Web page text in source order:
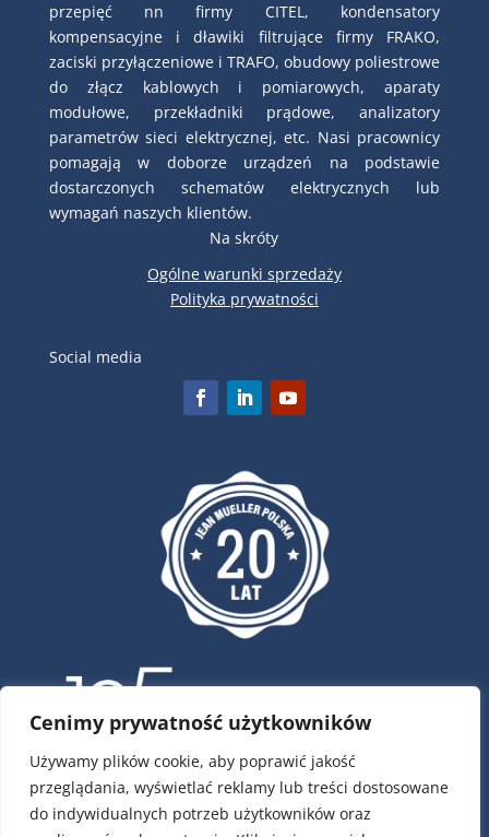
Cenimy prywatność użytkowników
Używamy plików cookie, aby poprawić jakość
przeglądania, wyświetlać reklamy lub treści dostosowane
do indywidualnych potrzeb użytkowników oraz
przepięć nn firmy CITEL, kondensatory
kompensacyjne i dławiki filtrujące firmy FRAKO,
zaciski przyłączeniowe i TRAFO, obudowy poliestrowe
do złącz kablowych i pomiarowych, aparaty
modułowe, przekładniki prądowe, analizatory
parametrów sieci elektrycznej, etc. Nasi pracownicy
pomagają w doborze urządzeń na podstawie
dostarczonych schematów elektrycznych lub
wymagań naszych klientów.
Na skróty
Ogólne warunki sprzedaży
Polityka prywatności
Social media
ul. Krótka 4, 02-293 Warszawa
tel.:22 / 751 79 01